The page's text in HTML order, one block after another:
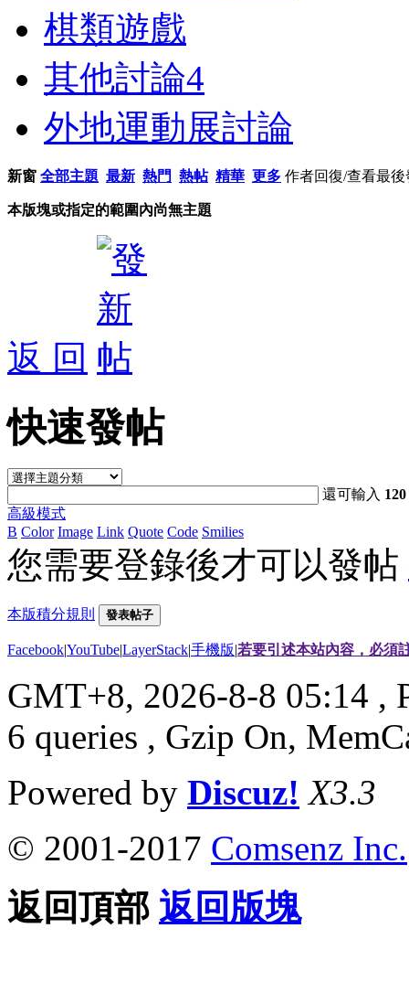
棋類遊戲
其他討論4
外地運動展討論
新窗 全部主題 最新 熱門 熱帖 精華 更多 作者回復/查看最後
本版塊或指定的範圍內尚無主題
返 回
快速發帖
還可輸入 120
高級模式
B Color Image Link Quote Code Smilies
您需要登錄後才可以發帖
本版積分規則 發表帖子
Facebook|YouTube|LayerStack|手機版|若要引述本站內容，必須
GMT+8, 2026-8-8 05:14 ,
6 queries , Gzip On,
Powered by Discuz! X3.3
© 2001-2017 Comsenz Inc.
返回頂部 返回版塊